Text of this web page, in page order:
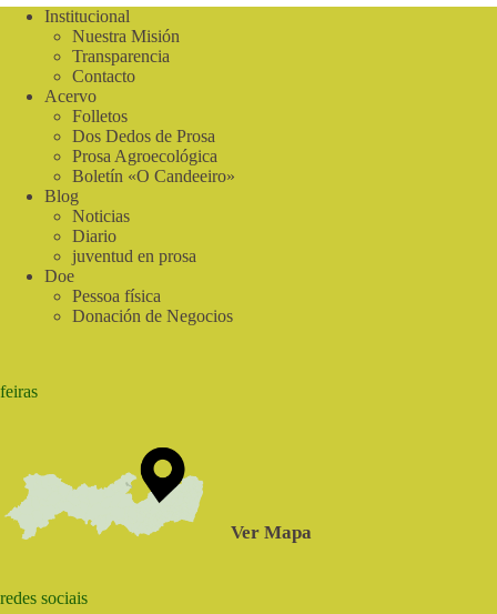
directiva
Asamblea
General
Institucional
Nuestra Misión
Transparencia
Contacto
Acervo
Folletos
Dos Dedos de Prosa
Prosa Agroecológica
Boletín «O Candeeiro»
Blog
Noticias
Diario
juventud en prosa
Doe
Pessoa física
Donación de Negocios
feiras
Ver Mapa
redes sociais